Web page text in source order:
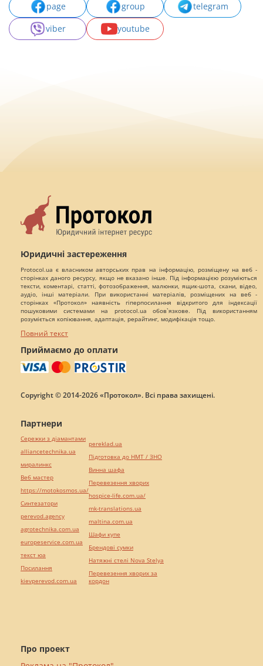
page group
telegram
viber
youtube
Юридичні застереження
Protocol.ua є власником авторських прав на інформацію, розміщену на веб -
сторінках даного ресурсу, якщо не вказано інше. Під інформацією розуміються
тексти, коментарі, статті, фотозображення, малюнки, ящик-шота, скани, відео,
аудіо, інші матеріали. При використанні матеріалів, розміщених на веб -
сторінках «Протокол» наявність гіперпосилання відкритого для індексації
пошуковими системами на protocol.ua обов`язкове. Під використанням
розуміється копіювання, адаптація, рерайтинг, модифікація тощо.
Повний текст
Приймаємо до оплати
Copyright © 2014-2026 «Протокол». Всі права захищені.
Про проект
Партнери
Сережки з діамантами
alliancetechnika.ua
миралинкс
Веб мастер
https://motokosmos.ua/
Синтезатори
perevod.agency
agrotechnika.com.ua
europeservice.com.ua
текст юа
Посилання
kievperevod.com.ua
pereklad.ua
Підготовка до НМТ / ЗНО
Винна шафа
Перевезення хворих
hospice-life.com.ua/
mk-translations.ua
maltina.com.ua
Шафи купе
Брендові сумки
Натяжні стелі Nova Stelya
Перевезення хворих за
кордон